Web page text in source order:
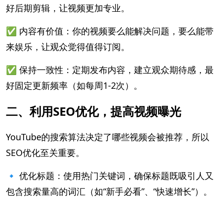
好后期剪辑，让视频更加专业。
✅ 内容有价值：你的视频要么能解决问题，要么能带
来娱乐，让观众觉得值得订阅。
✅ 保持一致性：定期发布内容，建立观众期待感，最
好固定更新频率（如每周1-2次）。
二、利用SEO优化，提高视频曝光
YouTube的搜索算法决定了哪些视频会被推荐，所以
SEO优化至关重要。
🔹 优化标题：使用热门关键词，确保标题既吸引人又
包含搜索量高的词汇（如“新手必看”、“快速增长”）。